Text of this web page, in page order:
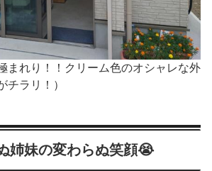
まれり！！クリーム色のオシャレな外
チラリ！）
姉妹の変わらぬ笑顔😭